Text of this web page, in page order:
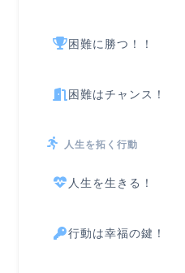
困難に勝つ！！
困難はチャンス！
人生を拓く行動
人生を生きる！
行動は幸福の鍵！